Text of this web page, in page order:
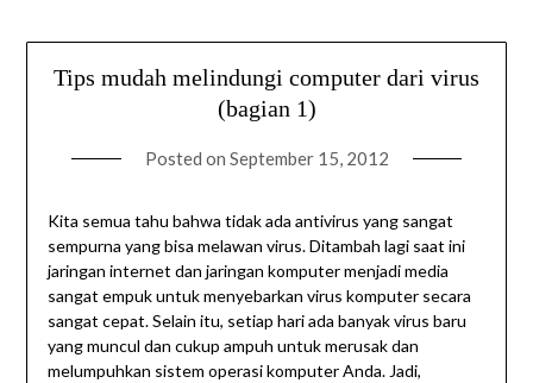
Tips mudah melindungi computer dari virus
(bagian 1)
Posted on September 15, 2012
Kita semua tahu bahwa tidak ada antivirus yang sangat
sempurna yang bisa melawan virus. Ditambah lagi saat ini
jaringan internet dan jaringan komputer menjadi media
sangat empuk untuk menyebarkan virus komputer secara
sangat cepat. Selain itu, setiap hari ada banyak virus baru
yang muncul dan cukup ampuh untuk merusak dan
melumpuhkan sistem operasi komputer Anda. Jadi,